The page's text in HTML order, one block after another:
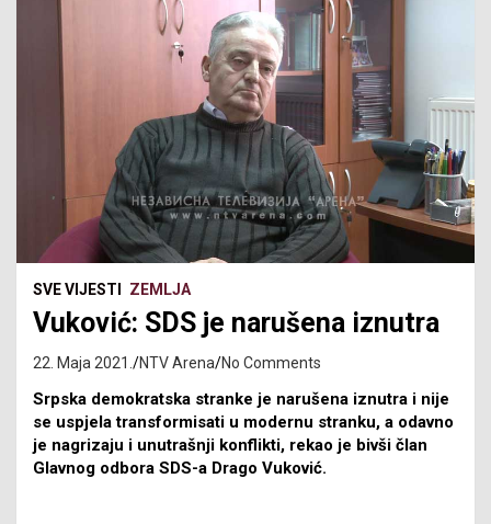
SVE VIJESTI ZEMLJA
Vuković: SDS je narušena iznutra
22. Maja 2021. NTV Arena No Comments
Srpska demokratska stranke je narušena iznutra i nije
se uspjela transformisati u modernu stranku, a odavno
je nagrizaju i unutrašnji konflikti, rekao je bivši član
Glavnog odbora SDS-a Drago Vuković.